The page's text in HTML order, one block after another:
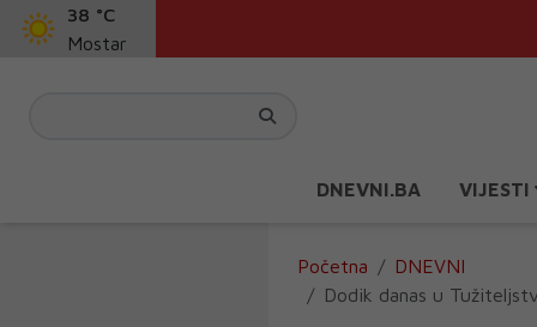
38 °C
Mostar
DNEVNI.BA VIJESTI
Početna
DNEVNI
Dodik danas u